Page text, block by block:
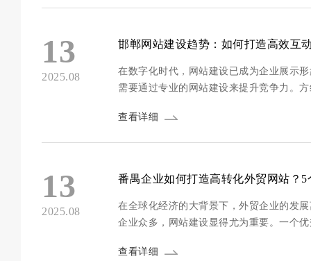
13
2025.08
邯郸网站建设趋势：如何打造高效互
在数字化时代，网站建设已成为企业展示
需要通过专业的网站建设来提升竞争力。
资...
查看详细
13
2025.08
番禺企业如何打造高转化外贸网站？
在全球化经济的大背景下，外贸企业的发
企业众多，网站建设显得尤为重要。一个
网站的...
查看详细